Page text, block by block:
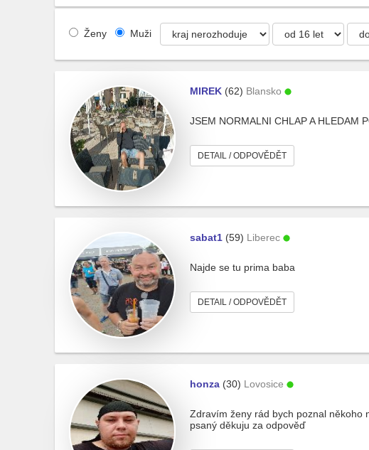
Ženy Muži
MIREK (62) Blansko
JSEM NORMALNI CHLAP A HLEDAM
DETAIL / ODPOVĚDĚT
sabat1 (59) Liberec
Najde se tu prima baba
DETAIL / ODPOVĚDĚT
honza (30) Lovosice
Zdravím ženy rád bych poznal někoho
psaný děkuju za odpověď